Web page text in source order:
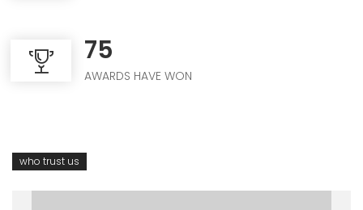
75
AWARDS HAVE WON
who trust us